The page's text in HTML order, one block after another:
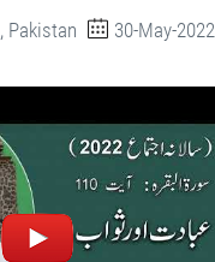
Pakistan 30-May-2022